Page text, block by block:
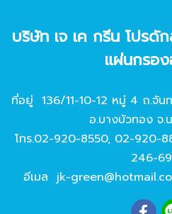
บริษัท เจ เค กรีน โปรดั
แผ่นกรอ
ที่อยู่ 136/11-10-12 หมู่ 4 ถ.จั
อ.บางบัวทอง จ.
โทร.02-920-8550, 02-920-
246-
อีเมล jk-